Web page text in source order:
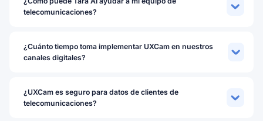
telecomunicaciones?
¿Cuánto tiempo toma implementar UXCam en nuestros
canales digitales?
¿UXCam es seguro para datos de clientes de
telecomunicaciones?